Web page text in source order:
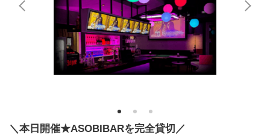
1 2 3
＼本日開催★ASOBIBARを完全貸切／